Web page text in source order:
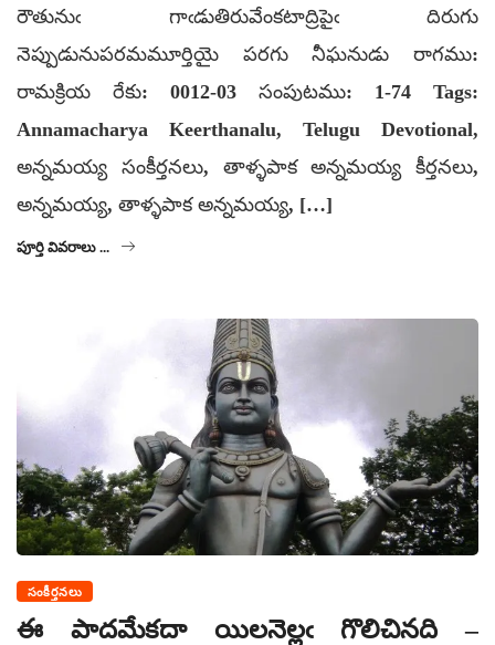
రౌతునుఁ గాఁడుతిరువేంకటాద్రిపైఁ దిరుగు
నెప్పుడునుపరమమూర్తియై పరగు నీఘనుడు రాగము:
రామక్రియ రేకు: 0012-03 సంపుటము: 1-74 Tags:
Annamacharya Keerthanalu, Telugu Devotional,
అన్నమయ్య సంకీర్తనలు, తాళ్ళపాక అన్నమయ్య కీర్తనలు,
అన్నమయ్య, తాళ్ళపాక అన్నమయ్య, […]
పూర్తి వివరాలు ...
సంకీర్తనలు
ఈ పాదమేకదా యిలనెల్లఁ గొలిచినది –